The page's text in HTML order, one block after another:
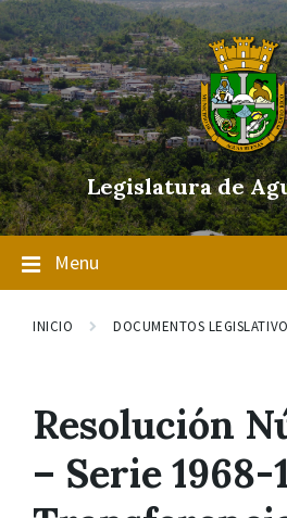
Skip
to
content
Skip
to
main
navigation
Skip
to
footer
Legislatura de
Menu
INICIO DOCUMENTOS
Resolución
– Serie 1968-